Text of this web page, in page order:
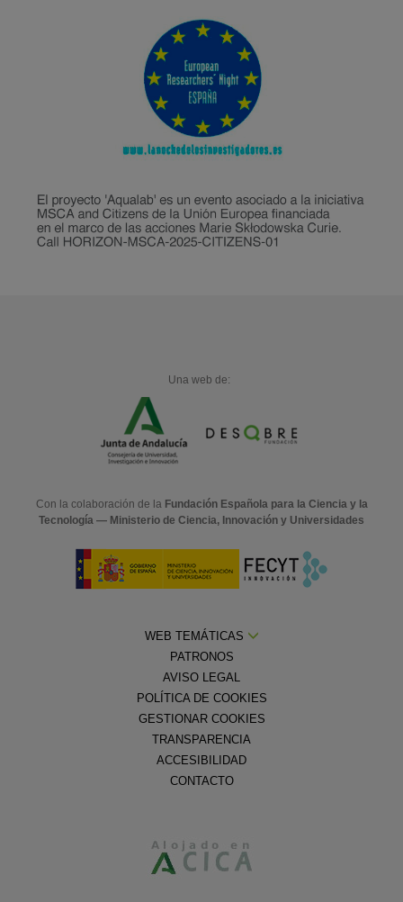
Una web de:
Con la colaboración de la Fundación Española para la Ciencia y la
Tecnología — Ministerio de Ciencia, Innovación y Universidades
WEB TEMÁTICAS
PATRONOS
AVISO LEGAL
POLÍTICA DE COOKIES
GESTIONAR COOKIES
TRANSPARENCIA
ACCESIBILIDAD
CONTACTO